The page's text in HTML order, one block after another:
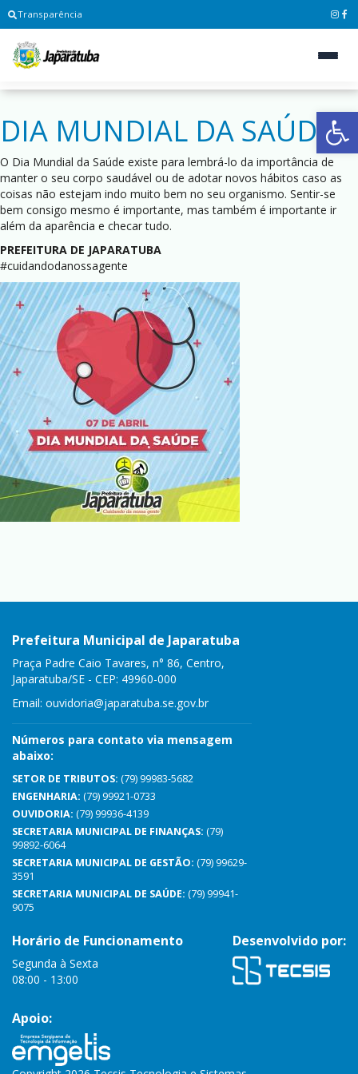
Transparência
DIA MUNDIAL DA SAÚDE
O Dia Mundial da Saúde existe para lembrá-lo da importância de
manter o seu corpo saudável ou de adotar novos hábitos caso as
coisas não estejam indo muito bem no seu organismo. Sentir-se
bem consigo mesmo é importante, mas também é importante ir
além da aparência e checar tudo.
PREFEITURA DE JAPARATUBA
#cuidandodanossagente
Prefeitura Municipal de Japaratuba
Praça Padre Caio Tavares, n° 86, Centro,
Japaratuba/SE - CEP: 49960-000
Email: ouvidoria@japaratuba.se.gov.br
Números para contato via mensagem
abaixo:
SETOR DE TRIBUTOS: (79) 99983-5682
ENGENHARIA: (79) 99921-0733
OUVIDORIA: (79) 99936-4139
SECRETARIA MUNICIPAL DE FINANÇAS: (79)
99892-6064
SECRETARIA MUNICIPAL DE GESTÃO: (79) 99629-
3591
SECRETARIA MUNICIPAL DE SAÚDE: (79) 99941-
9075
Horário de Funcionamento
Segunda à Sexta
08:00 - 13:00
Desenvolvido por:
Apoio: